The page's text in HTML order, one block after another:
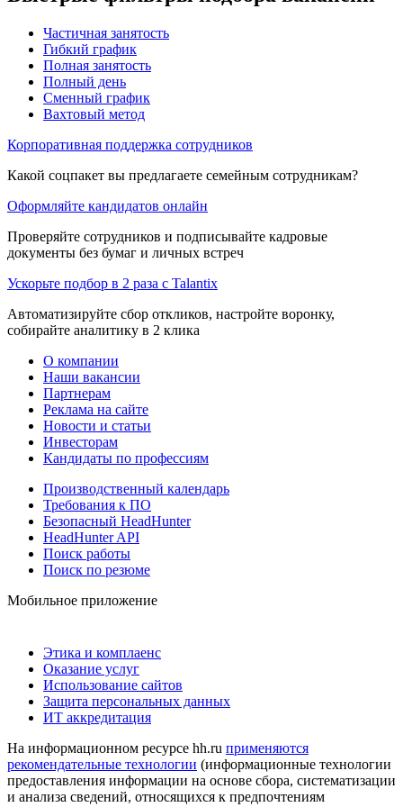
Частичная занятость
Гибкий график
Полная занятость
Полный день
Сменный график
Вахтовый метод
Корпоративная поддержка сотрудников
Какой соцпакет вы предлагаете семейным сотрудникам?
Оформляйте кандидатов онлайн
Проверяйте сотрудников и подписывайте кадровые
документы без бумаг и личных встреч
Ускорьте подбор в 2 раза с Talantix
Автоматизируйте сбор откликов, настройте воронку,
собирайте аналитику в 2 клика
О компании
Наши вакансии
Партнерам
Реклама на сайте
Новости и статьи
Инвесторам
Кандидаты по профессиям
Производственный календарь
Требования к ПО
Безопасный HeadHunter
HeadHunter API
Поиск работы
Поиск по резюме
Мобильное приложение
Этика и комплаенс
Оказание услуг
Использование сайтов
Защита персональных данных
ИТ аккредитация
На информационном ресурсе hh.ru применяются
рекомендательные технологии (информационные технологии
предоставления информации на основе сбора, систематизации
и анализа сведений, относящихся к предпочтениям